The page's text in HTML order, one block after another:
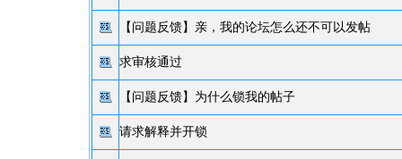
【问题反馈】亲，我的论坛怎么还不可以发帖
求审核通过
【问题反馈】 为什么锁我的帖子
请求解释并开锁